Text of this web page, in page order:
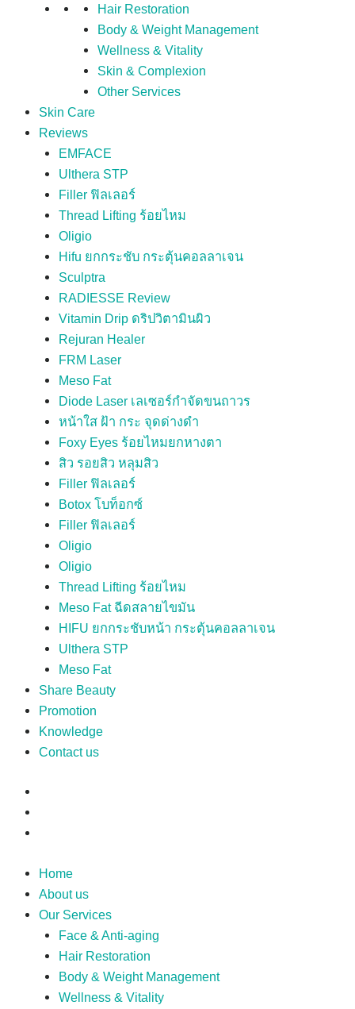
Hair Restoration
Body & Weight Management
Wellness & Vitality
Skin & Complexion
Other Services
Skin Care
Reviews
EMFACE
Ulthera STP
Filler ฟิลเลอร์
Thread Lifting ร้อยไหม
Oligio
Hifu ยกกระชับ กระตุ้นคอลลาเจน
Sculptra
RADIESSE Review
Vitamin Drip ดริปวิตามินผิว
Rejuran Healer
FRM Laser
Meso Fat
Diode Laser เลเซอร์กำจัดขนถาวร
หน้าใส ฝ้า กระ จุดด่างดำ
Foxy Eyes ร้อยไหมยกหางตา
สิว รอยสิว หลุมสิว
Filler ฟิลเลอร์
Botox โบท็อกซ์
Filler ฟิลเลอร์
Oligio
Oligio
Thread Lifting ร้อยไหม
Meso Fat ฉีดสลายไขมัน
HIFU ยกกระชับหน้า กระตุ้นคอลลาเจน
Ulthera STP
Meso Fat
Share Beauty
Promotion
Knowledge
Contact us
Home
About us
Our Services
Face & Anti-aging
Hair Restoration
Body & Weight Management
Wellness & Vitality